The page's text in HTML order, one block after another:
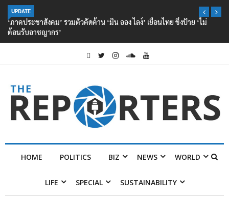
UPDATE
‘ภาคประชาสังคม’ รวมตัวคัดค้าน ‘มิน ออง ไลง์’ เยือนไทย ขึงป้าย ‘ไม่
ต้อนรับอาชญากร’
HOME POLITICS BIZ NEWS WORLD
LIFE SPECIAL SUSTAINABILITY